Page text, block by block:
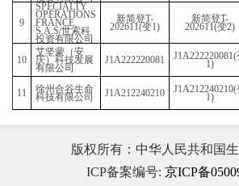
2 世索科投资有
限公司
新简登T-
160818
3
SPECIALTY
OPERATIONS
FRANCE
投资有限公司
新简登T-
161760(变1)
版权所有：中华人民共和国
ICP备案编号: 京ICP备